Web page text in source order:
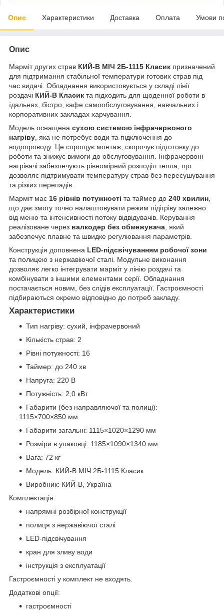
Опис Характеристики Доставка Оплата Умови
Опис
Марміт других страв КИЙ-В МІЧ 2Б-1115 Класик призначений
для підтримання стабільної температури готових страв під
час видачі. Обладнання використовується у складі лінії
роздачі КИЙ-В Класик та підходить для щоденної роботи в
їдальнях, бістро, кафе самообслуговування, навчальних і
корпоративних закладах харчування.
Модель оснащена сухою системою інфрачервоного
нагріву , яка не потребує води та підключення до
водопроводу. Це спрощує монтаж, скорочує підготовку до
роботи та знижує вимоги до обслуговування. Інфрачервоні
нагрівачі забезпечують рівномірний розподіл тепла, що
дозволяє підтримувати температуру страв без пересушування
та різких перепадів.
Марміт має 16 рівнів потужності та таймер до 240 хвилин
що дає змогу точно налаштовувати режим підігріву залежно
від меню та інтенсивності потоку відвідувачів. Керування
реалізоване через валкодер без обмежувача , який
забезпечує плавне та швидке регулювання параметрів.
Конструкція доповнена LED-підсвічуванням робочої зони
та полицею з нержавіючої сталі. Модульне виконання
дозволяє легко інтегрувати марміт у лінію роздачі та
комбінувати з іншими елементами серії. Обладнання
постачається новим, без слідів експлуатації. Гастроємності
підбираються окремо відповідно до потреб закладу.
Характеристики
Тип нагріву: сухий, інфрачервоний
Кількість страв: 2
Рівні потужності: 16
Таймер: до 240 хв
Напруга: 220 В
Потужність: 2,0 кВт
Габарити (без направляючої та полиці):
1115×700×850 мм
Габарити загальні: 1115×1020×1290 мм
Розміри в упаковці: 1185×1090×1340 мм
Вага: 72 кг
Модель: КИЙ-В МІЧ 2Б-1115 Класик
Виробник: КИЙ-В, Україна
Комплектація:
напрямні розбірної конструкції
полиця з нержавіючої сталі
LED-підсвічування
кран для зливу води
інструкція з експлуатації
Гастроємності у комплект не входять.
Додаткові опції:
гастроємності